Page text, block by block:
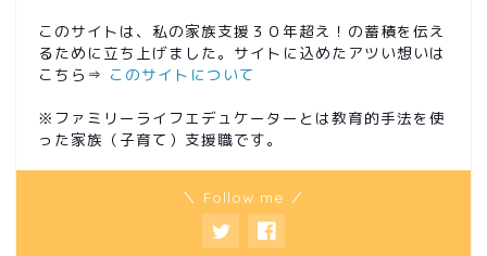
このサイトは、私の家族支援３０年超え！の蓄積を伝え
るために立ち上げました。サイトに込めたアツい想いは
こちら⇒ このサイトについて
※ファミリーライフエデュケーターとは教育的手法を使
った家族（子育て）支援職です。
＼ Follow me ／